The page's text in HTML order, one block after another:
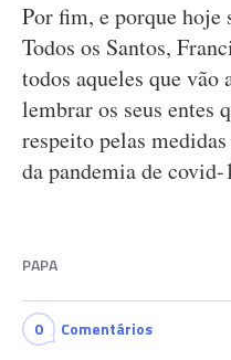
Por fim, e porque hoje
Todos os Santos,
todos aqueles que vão
lembrar os seus entes
respeito pelas
da pandemia de covid-
PAPA
0 Comentários